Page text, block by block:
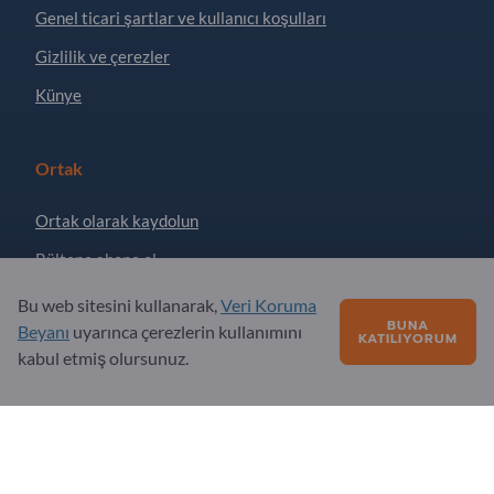
Genel ticari şartlar ve kullanıcı koşulları
Gizlilik ve çerezler
Künye
Ortak
Ortak olarak kaydolun
Bültene abone ol
Sorular?
Bu web sitesini kullanarak,Veri Koruma
Beyanı uyarınca çerezlerin kullanımını
kabul etmiş olursunuz.
BUNA
KATILIYORUM